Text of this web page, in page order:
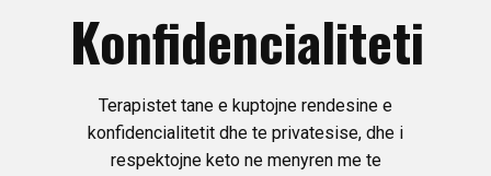
Konfidencialiteti
Terapistet tane e kuptojne rendesine e
konfidencialitetit dhe te privatesise, dhe i
respektojne keto ne menyren me te